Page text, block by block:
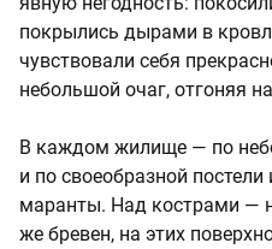
покрылись дырами в
чувствовали себя
небольшой очаг, отгоняя
В каждом жилище — по
и по своеобразной
маранты. Над кострами —
же бревен, на этих